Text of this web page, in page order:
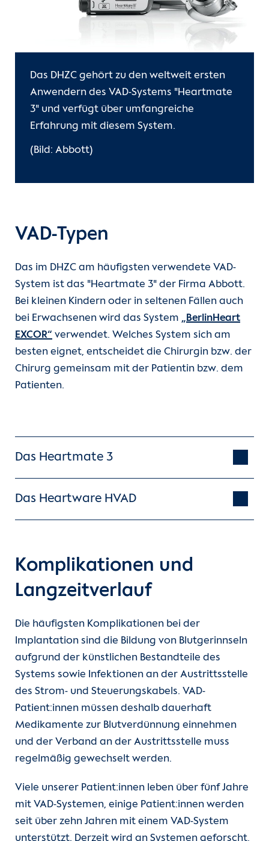
Das DHZC gehört zu den weltweit ersten
Anwendern des VAD-Systems "Heartmate
3" und verfügt über umfangreiche
Erfahrung mit diesem System.
(Bild: Abbott)
VAD-Typen
Das im DHZC am häufigsten verwendete VAD-
System ist das "Heartmate 3" der Firma Abbott.
Bei kleinen Kindern oder in seltenen Fällen auch
bei Erwachsenen wird das System „BerlinHeart
EXCOR“ verwendet. Welches System sich am
besten eignet, entscheidet die Chirurgin bzw. der
Chirurg gemeinsam mit der Patientin bzw. dem
Patienten.
Das Heartmate 3
Das Heartware HVAD
Komplikationen und
Langzeitverlauf
Die häufigsten Komplikationen bei der
Implantation sind die Bildung von Blutgerinnseln
aufgrund der künstlichen Bestandteile des
Systems sowie Infektionen an der Austrittsstelle
des Strom- und Steuerungskabels. VAD-
Patient:innen müssen deshalb dauerhaft
Medikamente zur Blutverdünnung einnehmen
und der Verband an der Austrittsstelle muss
regelmäßig gewechselt werden.
Viele unserer Patient:innen leben über fünf Jahre
mit VAD-Systemen, einige Patient:innen werden
seit über zehn Jahren mit einem VAD-System
unterstützt. Derzeit wird an Systemen geforscht,